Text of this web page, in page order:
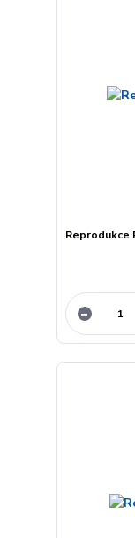
Reprodukce